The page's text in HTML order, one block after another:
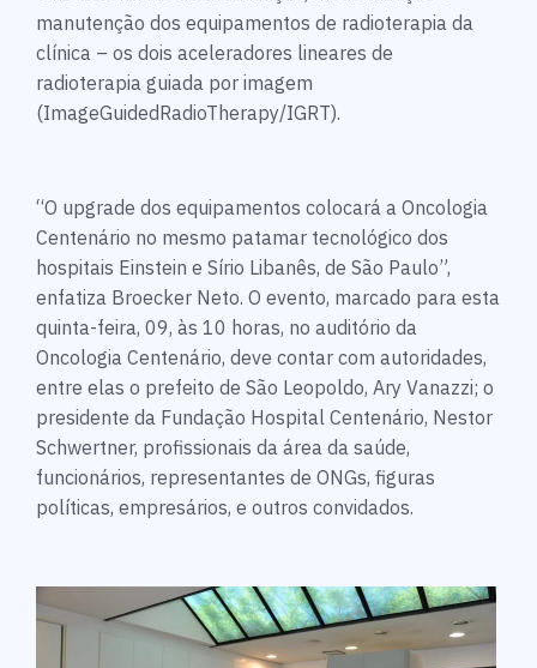
manutenção dos equipamentos de radioterapia da
clínica – os dois aceleradores lineares de
radioterapia guiada por imagem
(ImageGuidedRadioTherapy/IGRT).
“O upgrade dos equipamentos colocará a Oncologia
Centenário no mesmo patamar tecnológico dos
hospitais Einstein e Sírio Libanês, de São Paulo”,
enfatiza Broecker Neto. O evento, marcado para esta
quinta-feira, 09, às 10 horas, no auditório da
Oncologia Centenário, deve contar com autoridades,
entre elas o prefeito de São Leopoldo, Ary Vanazzi; o
presidente da Fundação Hospital Centenário, Nestor
Schwertner, profissionais da área da saúde,
funcionários, representantes de ONGs, figuras
políticas, empresários, e outros convidados.